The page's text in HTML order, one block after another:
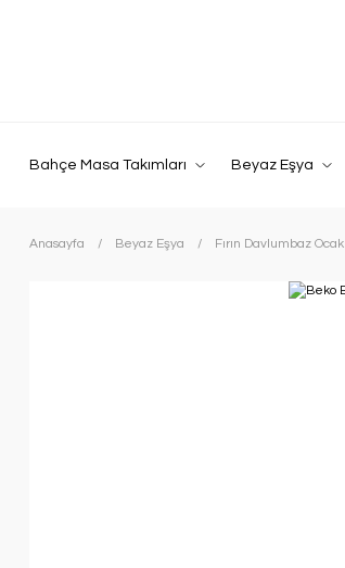
Bahçe Masa Takımları Beyaz Eşya
Anasayfa Beyaz Eşya Fırın Davlumbaz Ocak